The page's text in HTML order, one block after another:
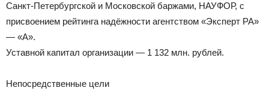
Санкт-Петербургской и Московской баржами, НАУФОР, с
присвоением рейтинга надёжности агентством «Эксперт РА»
— «А».
Уставной капитал организации — 1 132 млн. рублей.
Непосредственные цели